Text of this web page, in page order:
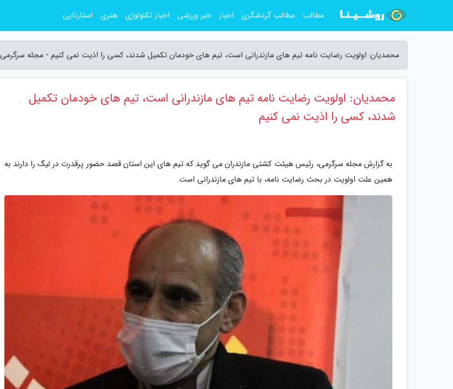
محمدیان: اولویت رضایت نامه تیم های مازندرانی است، تیم های خودمان تکمیل شدند، کسی را اذیت نمی کنیم - مجله سرگرمی
محمدیان: اولویت رضایت نامه تیم های مازندرانی است، تیم های خودمان تکمیل
شدند، کسی را اذیت نمی کنیم
به گزارش مجله سرگرمی، رئیس هیئت کشتی مازندران می گوید که تیم های این استان قصد حضور پرقدرت در لیگ را دارند به
همین علت اولویت در بحث رضایت نامه، با تیم های مازندرانی است.
مطالب مطالب گردشگری اخبار خبر ورزشی اخبار تکنولوژی هنری استارتاپی